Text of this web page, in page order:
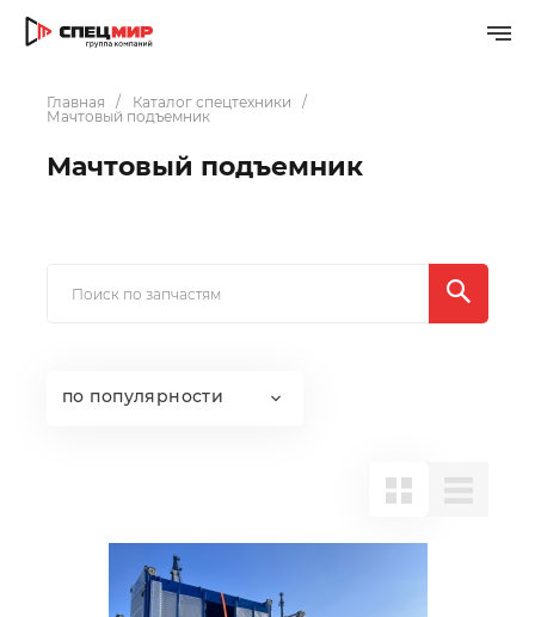
Главная
Каталог спецтехники
Мачтовый подъемник
Мачтовый подъемник
по популярности